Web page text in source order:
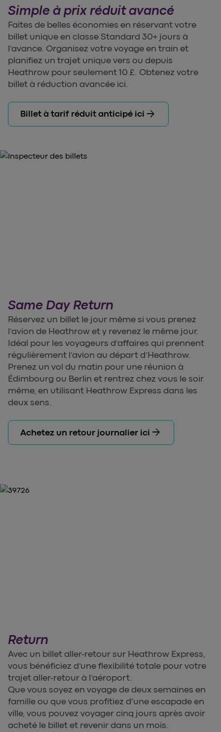
Simple à prix réduit avancé
Faites de belles économies en réservant votre
billet unique en classe Standard 30+ jours à
l’avance. Organisez votre voyage en train et
planifiez un trajet unique vers ou depuis
Heathrow pour seulement 10 £. Obtenez votre
billet à réduction avancée ici.
Billet à tarif réduit anticipé ici arrow_forward
Same Day Return
Réservez un billet le jour même si vous prenez
l’avion de Heathrow et y revenez le même jour.
Idéal pour les voyageurs d’affaires qui prennent
régulièrement l’avion au départ d’Heathrow.
Prenez un vol du matin pour une réunion à
Édimbourg ou Berlin et rentrez chez vous le soir
même, en utilisant Heathrow Express dans les
deux sens.
Achetez un retour journalier ici arrow_forward
Return
Avec un billet aller-retour sur Heathrow Express,
vous bénéficiez d’une flexibilité totale pour votre
trajet aller-retour à l’aéroport.
Que vous soyez en voyage de deux semaines en
famille ou que vous profitiez d'une escapade en
ville, vous pouvez voyager cinq jours après avoir
acheté le billet et revenir dans un mois.